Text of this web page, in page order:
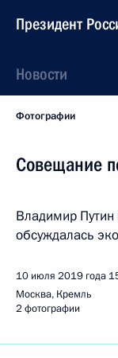
Президент
Новости
Фотографии
Совещание
Владимир Путин
обсуждалась
10 июля 2019 года
Москва, Кремль
2 фотографии